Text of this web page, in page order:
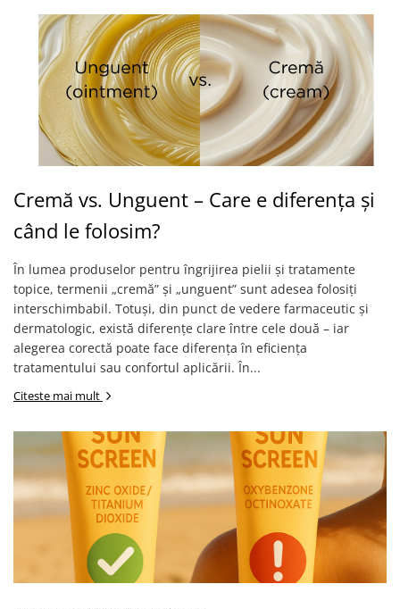
Cremă vs. Unguent – Care e diferența și
când le folosim?
În lumea produselor pentru îngrijirea pielii și tratamente
topice, termenii „cremă” și „unguent” sunt adesea folosiți
interschimbabil. Totuși, din punct de vedere farmaceutic și
dermatologic, există diferențe clare între cele două – iar
alegerea corectă poate face diferența în eficiența
tratamentului sau confortul aplicării. În...
Citeste mai mult